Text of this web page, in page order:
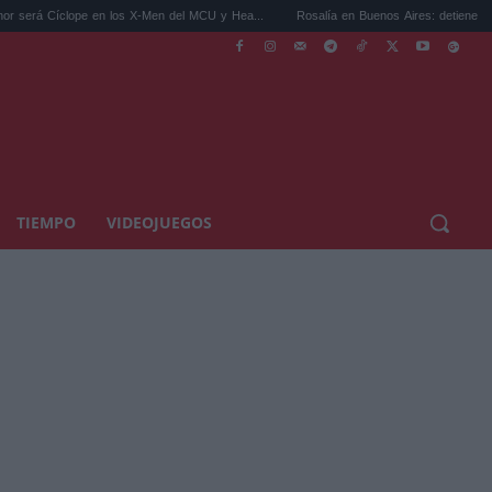
en los X-Men del MCU y Hea... Rosalía en Buenos Aires: detiene el tráfico
TIEMPO VIDEOJUEGOS